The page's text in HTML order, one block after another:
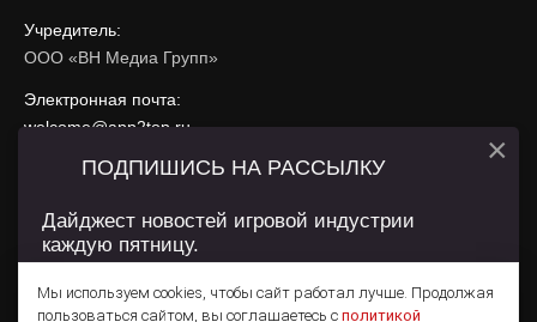
Учредитель:
ООО «ВН Медиа Групп»
Электронная почта:
welcome@app2top.ru
При использовании материалов активная ссылка на
Сайт использует IP адреса, cookie, данные геолокации
использования содержатся вПолитике конфиденциальностии
Мы используем cookies, чтобы сайт работал лучше. Продолжая
пользоваться сайтом, вы соглашаетесь с политикой
ПОДПИШИСЬ НА РАССЫЛКУ
Дайджест новостей игровой индустрии
каждую пятницу.
×